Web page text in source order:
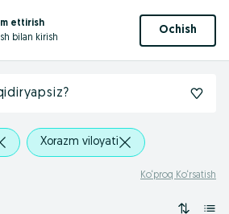
ettirish
bilan kirish
Ochish
Xorazm viloyati
Ko‘proq Ko‘rsatish